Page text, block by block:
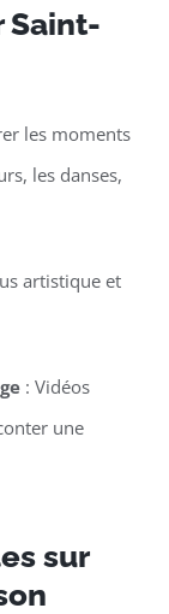
Saint-
les moments
les danses,
artistique et
: Vidéos
une
sur